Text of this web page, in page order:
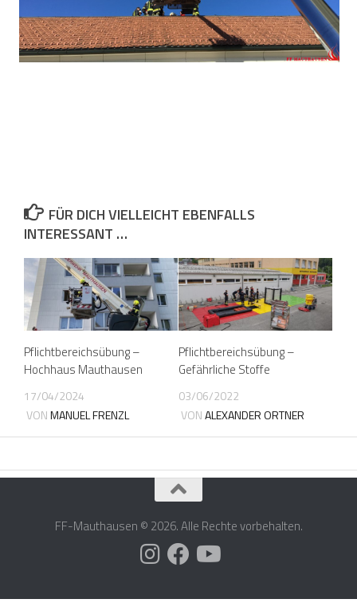
FÜR DICH VIELLEICHT EBENFALLS
INTERESSANT …
Pflichtbereichsübung –
Hochhaus Mauthausen
17/04/2024
VONMANUEL FRENZL
Pflichtbereichsübung –
Gefährliche Stoffe
03/06/2022
VONALEXANDER ORTNER
FF-Mauthausen © 2026. Alle Rechte vorbehalten.